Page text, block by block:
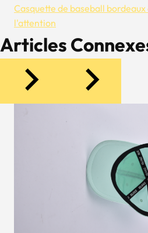
L’article
Casquette de baseball
l'attention
Articles